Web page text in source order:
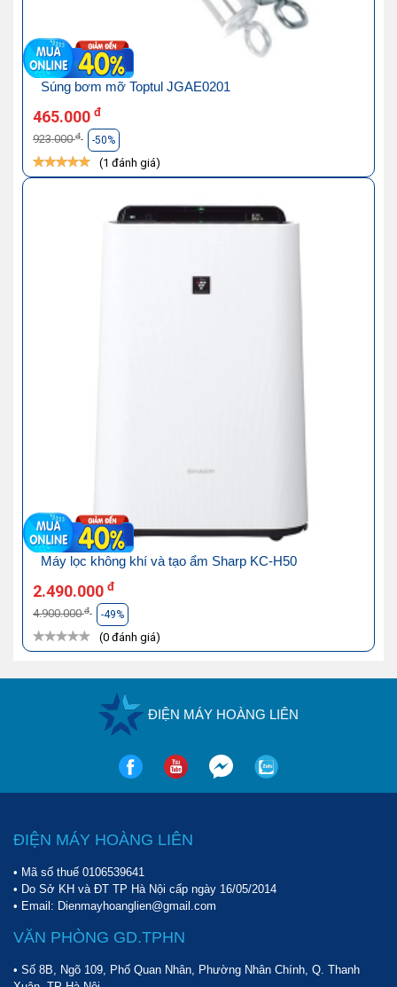
Súng bơm mỡ Toptul JGAE0201
465.000 đ
923.000đ -50%
(1 đánh giá)
Máy lọc không khí và tạo ẩm Sharp KC-H50
2.490.000 đ
4.900.000đ -49%
(0 đánh giá)
ĐIỆN MÁY HOÀNG LIÊN
ĐIỆN MÁY HOÀNG LIÊN
• Mã số thuế 0106539641
• Do Sở KH và ĐT TP Hà Nội cấp ngày 16/05/2014
• Email: Dienmayhoanglien@gmail.com
VĂN PHÒNG GD.TPHN
• Số 8B, Ngõ 109, Phố Quan Nhân, Phường Nhân Chính, Q. Thanh